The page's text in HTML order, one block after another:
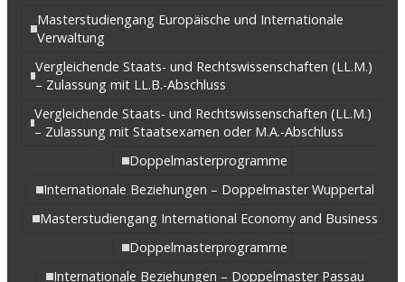
Masterstudiengang Europäische und Internationale
Verwaltung
Vergleichende Staats- und Rechtswissenschaften (LL.M.)
– Zulassung mit LL.B.-Abschluss
Vergleichende Staats- und Rechtswissenschaften (LL.M.)
– Zulassung mit Staatsexamen oder M.A.-Abschluss
Doppelmasterprogramme
Internationale Beziehungen – Doppelmaster Wuppertal
Masterstudiengang International Economy and Business
Doppelmasterprogramme
Internationale Beziehungen – Doppelmaster Passau